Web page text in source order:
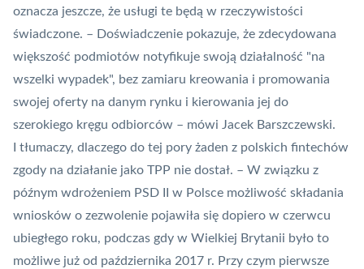
oznacza jeszcze, że usługi te będą w rzeczywistości
świadczone. – Doświadczenie pokazuje, że zdecydowana
większość podmiotów notyfikuje swoją działalność "na
wszelki wypadek", bez zamiaru kreowania i promowania
swojej oferty na danym rynku i kierowania jej do
szerokiego kręgu odbiorców – mówi Jacek Barszczewski.
I tłumaczy, dlaczego do tej pory żaden z polskich fintechów
zgody na działanie jako TPP nie dostał. – W związku z
późnym wdrożeniem PSD II
w Polsce możliwość składania
wniosków o zezwolenie pojawiła się dopiero w czerwcu
ubiegłego roku, podczas gdy w Wielkiej Brytanii było to
możliwe już od października 2017 r. Przy czym pierwsze